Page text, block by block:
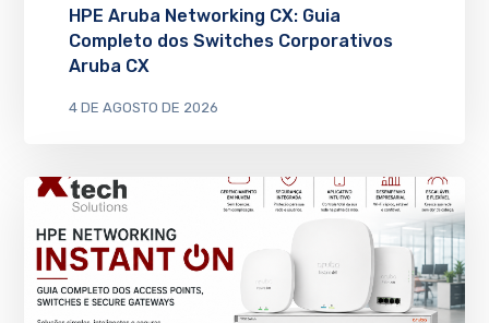
HPE Aruba Networking CX: Guia
Completo dos Switches Corporativos
Aruba CX
4 DE AGOSTO DE 2026